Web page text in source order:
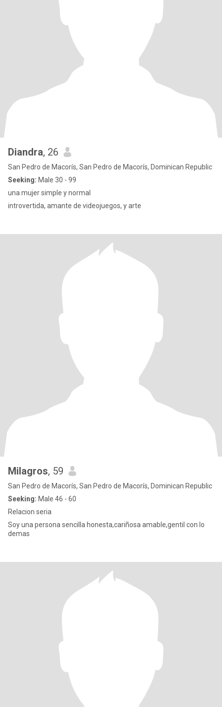
Diandra, 26
San Pedro de Macorís, San Pedro de Macorís, Dominican Republic
Seeking: Male 30 - 99
una mujer simple y normal
introvertida, amante de videojuegos, y arte
Milagros, 59
San Pedro de Macorís, San Pedro de Macorís, Dominican Republic
Seeking: Male 46 - 60
Relacion seria
Soy una persona sencilla honesta,cariñosa amable,gentil con lo
demas